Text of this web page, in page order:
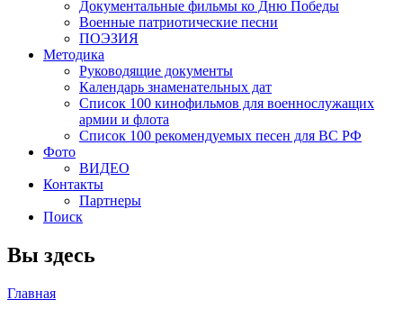
Документальные фильмы ко Дню Победы
Военные патриотические песни
ПОЭЗИЯ
Методика
Руководящие документы
Календарь знаменательных дат
Список 100 кинофильмов для военнослужащих
армии и флота
Список 100 рекомендуемых песен для ВС РФ
Фото
ВИДЕО
Контакты
Партнеры
Поиск
Вы здесь
Главная